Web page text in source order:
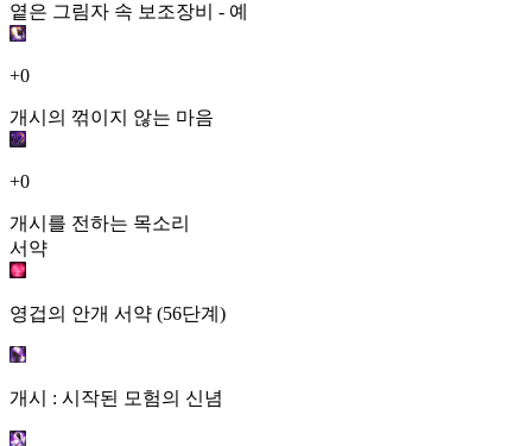
옅은 그림자 속 보조장비 - 예
+0
개시의 꺾이지 않는 마음
+0
개시를 전하는 목소리
서약
영겁의 안개 서약 (56단계)
개시 : 시작된 모험의 신념